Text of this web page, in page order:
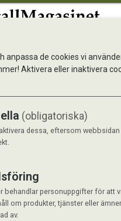
Cat Vit, 3
anpassa de cookies vi
Aktivera eller inaktivera
(obligatoriska)
dessa, eftersom
behandlar personuppgifter för att
om produkter, tjänster eller
av.